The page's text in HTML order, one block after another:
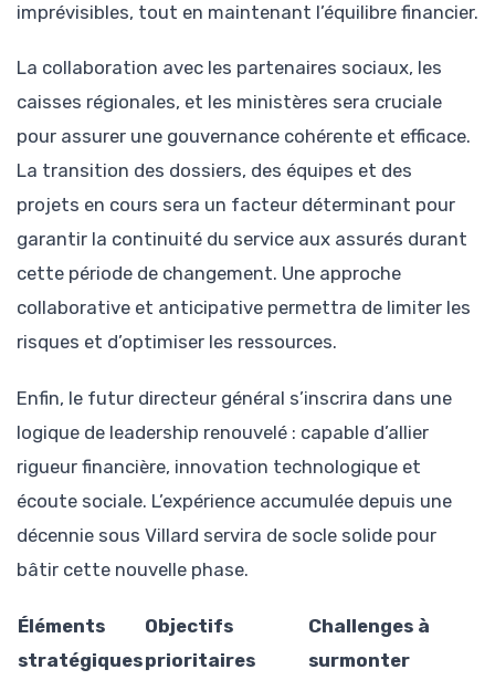
imprévisibles, tout en maintenant l’équilibre financier.
La collaboration avec les partenaires sociaux, les
caisses régionales, et les ministères sera cruciale
pour assurer une gouvernance cohérente et efficace.
La transition des dossiers, des équipes et des
projets en cours sera un facteur déterminant pour
garantir la continuité du service aux assurés durant
cette période de changement. Une approche
collaborative et anticipative permettra de limiter les
risques et d’optimiser les ressources.
Enfin, le futur directeur général s’inscrira dans une
logique de leadership renouvelé : capable d’allier
rigueur financière, innovation technologique et
écoute sociale. L’expérience accumulée depuis une
décennie sous Villard servira de socle solide pour
bâtir cette nouvelle phase.
Éléments
stratégiques
Objectifs
prioritaires
Challenges à
surmonter